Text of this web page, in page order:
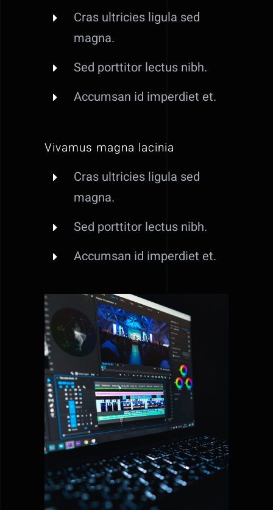
Cras ultricies ligula sed
magna.
Sed porttitor lectus nibh.
Accumsan id imperdiet et.
Vivamus magna lacinia
Cras ultricies ligula sed
magna.
Sed porttitor lectus nibh.
Accumsan id imperdiet et.